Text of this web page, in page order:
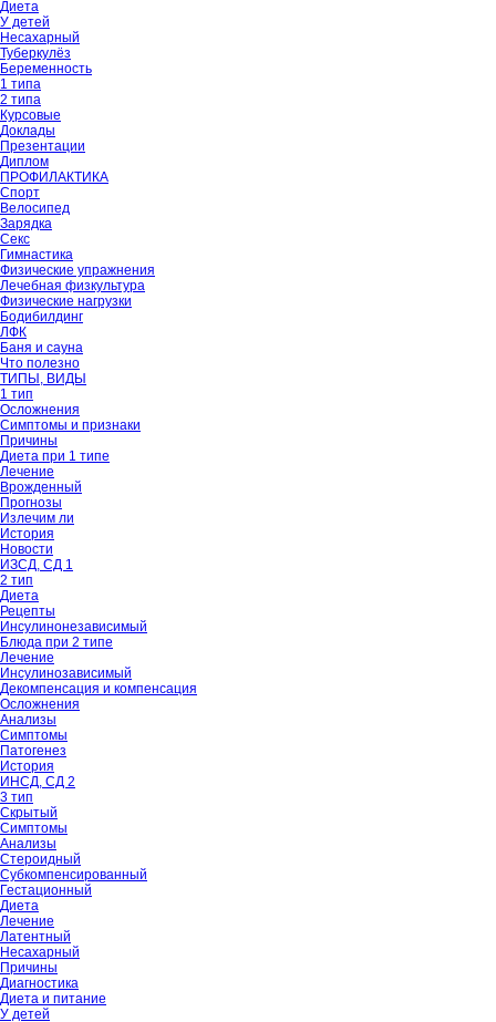
Диета
У детей
Несахарный
Туберкулёз
Беременность
1 типа
2 типа
Курсовые
Доклады
Презентации
Диплом
ПРОФИЛАКТИКА
Спорт
Велосипед
Зарядка
Секс
Гимнастика
Физические упражнения
Лечебная физкультура
Физические нагрузки
Бодибилдинг
ЛФК
Баня и сауна
Что полезно
ТИПЫ, ВИДЫ
1 тип
Осложнения
Симптомы и признаки
Причины
Диета при 1 типе
Лечение
Врожденный
Прогнозы
Излечим ли
История
Новости
ИЗСД, СД 1
2 тип
Диета
Рецепты
Инсулинонезависимый
Блюда при 2 типе
Лечение
Инсулинозависимый
Декомпенсация и компенсация
Осложнения
Анализы
Симптомы
Патогенез
История
ИНСД, СД 2
3 тип
Скрытый
Симптомы
Анализы
Стероидный
Субкомпенсированный
Гестационный
Диета
Лечение
Латентный
Несахарный
Причины
Диагностика
Диета и питание
У детей